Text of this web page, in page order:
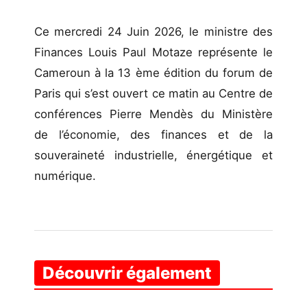
Ce mercredi 24 Juin 2026, le ministre des
Finances Louis Paul Motaze représente le
Cameroun à la 13 ème édition du forum de
Paris qui s’est ouvert ce matin au Centre de
conférences Pierre Mendès du Ministère
de l’économie, des finances et de la
souveraineté industrielle, énergétique et
numérique.
Découvrir également